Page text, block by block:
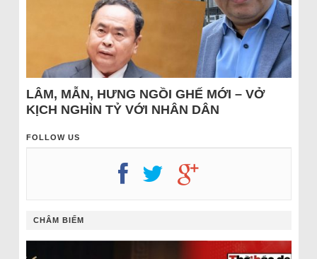
LÂM, MẪN, HƯNG NGỒI GHẾ MỚI – VỞ
KỊCH NGHÌN TỶ VỚI NHÂN DÂN
FOLLOW US
CHÂM BIẾM